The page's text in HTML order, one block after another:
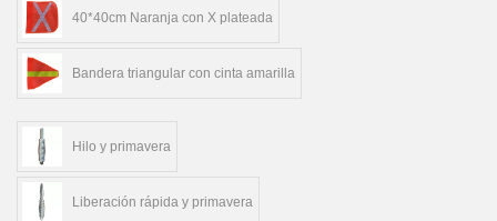
40*40cm Naranja con X plateada
Bandera triangular con cinta amarilla
Hilo y primavera
Liberación rápida y primavera